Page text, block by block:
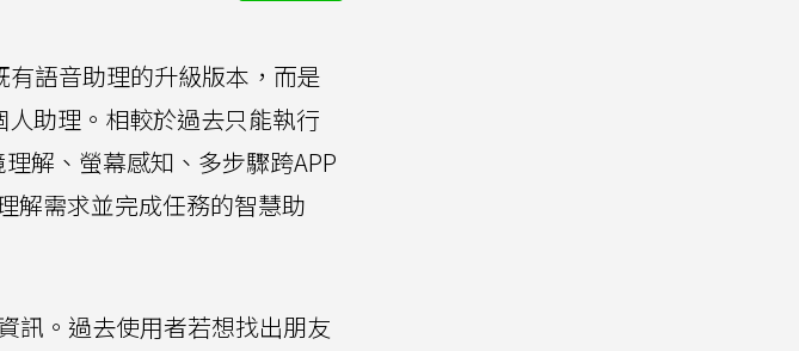
有語音助理的升級版本，而是
助理。相較於過去只能執行
解、螢幕感知、多步驟跨APP
解需求並完成任務的智慧助
訊。過去使用者若想找出朋友